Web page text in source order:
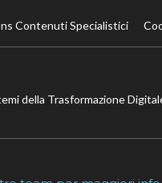
Contenuti Specialistici
della Trasformazione